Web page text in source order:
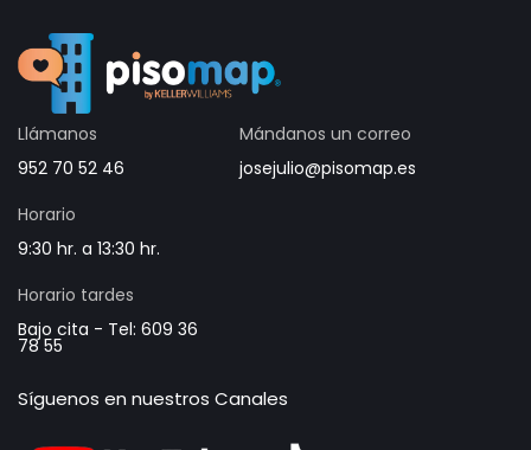
Llámanos
952 70 52 46
Mándanos un correo
josejulio@pisomap.es
Horario
9:30 hr. a 13:30 hr.
Horario tardes
Bajo cita - Tel: 609 36
78 55
Síguenos en nuestros Canales